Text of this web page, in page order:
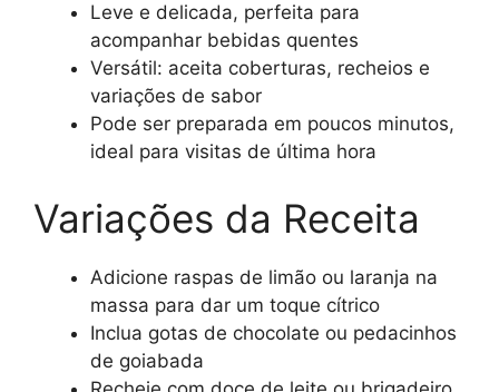
Leve e delicada, perfeita para
acompanhar bebidas quentes
Versátil: aceita coberturas, recheios e
variações de sabor
Pode ser preparada em poucos minutos,
ideal para visitas de última hora
Variações da Receita
Adicione raspas de limão ou laranja na
massa para dar um toque cítrico
Inclua gotas de chocolate ou pedacinhos
de goiabada